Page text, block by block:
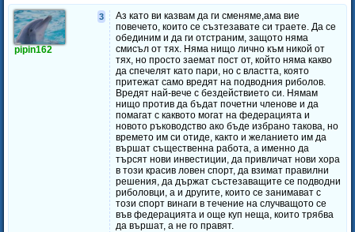
pipin162
3
Аз като ви казвам да ги сменяме,ама вие
повечето, които се съзтезавате си траете. Да се
обединим и да ги отстраним, защото няма
смисъл от тях. Няма нищо лично към никой от
тях, но просто заемат пост от, който няма какво
да спечелят като пари, но с властта, която
притежат само вредят на подводния риболов.
Вредят най-вече с бездействието си. Нямам
нищо против да бъдат почетни членове и да
помагат с каквото могат на федерацията и
новото ръководство ако бъде избрано такова, но
времето им си отиде, както и желанието им да
вършат същественна работа, а именно да
търсят нови инвестиции, да привличат нови хора
в този красив ловен спорт, да взимат правилни
решения, да държат състезаващите се подводни
риболовци, а и другите, които се занимават с
този спорт винаги в течение на случващото се
във федерацията и още куп неща, които трябва
да вършат, а не го правят.